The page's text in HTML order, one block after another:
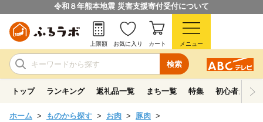
令和８年熊本地震 災害支援寄付受付について
検索
上限額 お気に入り カート メニュー
トップ ランキング 返礼品一覧 まち一覧 特集 初心者ガイド
ホーム ものから探す お肉
豚肉